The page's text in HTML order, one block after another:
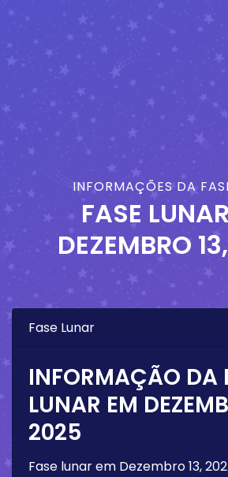
INFORMAÇÕES DA
FASE
DEZEMBRO
Fase Lunar
INFORMAÇÃO DA
LUNAR EM
2025
Fase lunar em Dezembro 13,